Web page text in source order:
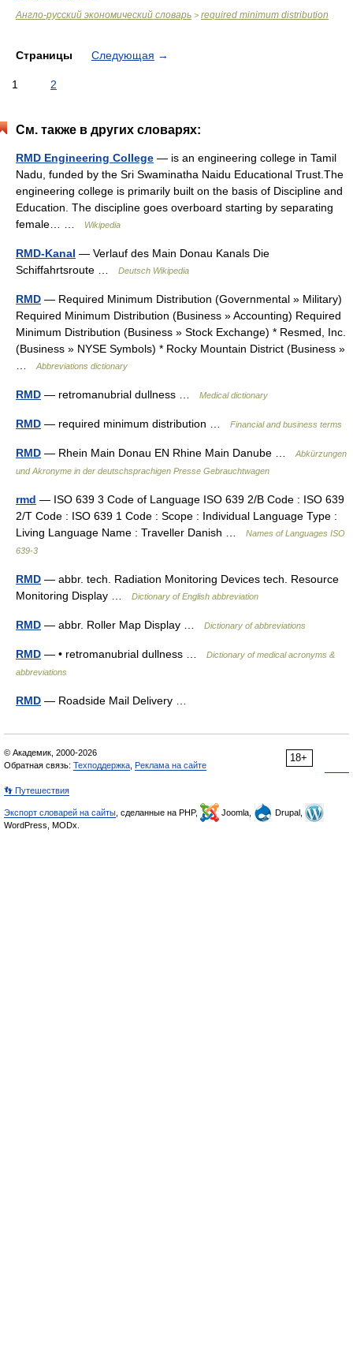
Англо-русский экономический словарь > required minimum distribution
Страницы Следующая →
1 2
См. также в других словарях:
RMD Engineering College — is an engineering college in Tamil
Nadu, funded by the Sri Swaminatha Naidu Educational Trust.The
engineering college is primarily built on the basis of Discipline and
Education. The discipline goes overboard starting by separating
female… …
Wikipedia
RMD-Kanal — Verlauf des Main Donau Kanals Die
Schiffahrtsroute …
Deutsch Wikipedia
RMD — Required Minimum Distribution (Governmental » Military)
Required Minimum Distribution (Business » Accounting) Required
Minimum Distribution (Business » Stock Exchange) * Resmed, Inc.
(Business » NYSE Symbols) * Rocky Mountain District (Business »
Abbreviations dictionary
RMD — retromanubrial dullness … Medical dictionary
RMD — required minimum distribution … Financial and business terms
RMD — Rhein Main Donau EN Rhine Main Danube …
Abkürzungen
und Akronyme in der deutschsprachigen Presse Gebrauchtwagen
rmd — ISO 639 3 Code of Language ISO 639 2/B Code : ISO 639
2/T Code : ISO 639 1 Code : Scope : Individual Language Type :
Living Language Name : Traveller Danish …
Names of Languages ISO
639-3
RMD — abbr. tech. Radiation Monitoring Devices tech. Resource
Monitoring Display …
Dictionary of English abbreviation
RMD — abbr. Roller Map Display … Dictionary of abbreviations
RMD — • retromanubrial dullness …
Dictionary of medical acronyms &
abbreviations
RMD — Roadside Mail Delivery …
18+
© Академик, 2000-2026
Обратная связь: Техподдержка Реклама на сайте
👣 Путешествия
Экспорт словарей на сайты , сделанные на PHP, Joomla,
Drupal,
WordPress, MODx.